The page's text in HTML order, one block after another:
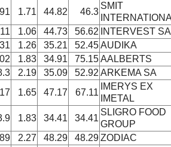
1.71 44.82 46.3
SMIT
1.06 44.73 56.62 INTERVEST SA
1.26 35.21 52.45AUDIKA
1.83 34.91 75.15AALBERTS
2.19 35.09 52.92 ARKEMA SA
1.65 47.17 67.11
IMERYS EX
IMETAL
1.83 34.41 34.41
SLIGRO FOOD
GROUP
2.27 48.29 48.29ZODIAC